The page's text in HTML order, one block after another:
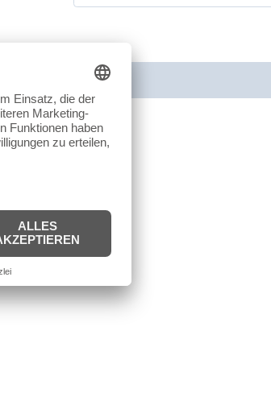
Produktsicherheit